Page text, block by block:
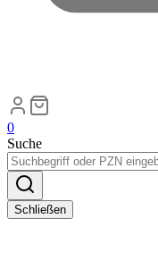
0
Suche
Schließen